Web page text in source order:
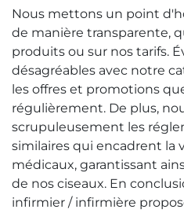
Nous mettons un point
de manière transparente,
produits ou sur nos tarifs.
désagréables avec notre
les offres et promotions
régulièrement. De plus,
scrupuleusement les
similaires qui encadrent la
médicaux, garantissant
de nos ciseaux. En
infirmier / infirmière